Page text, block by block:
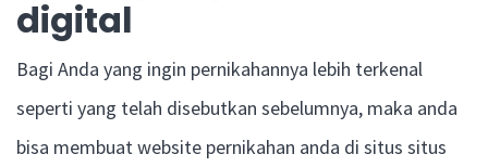
digital
Bagi Anda yang ingin pernikahannya lebih terkenal
seperti yang telah disebutkan sebelumnya, maka anda
bisa membuat website pernikahan anda di situs situs